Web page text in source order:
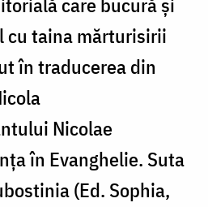
cu taina mărturisirii
în traducerea din
Nicolae
în Evanghelie. Suta
(Ed. Sophia,